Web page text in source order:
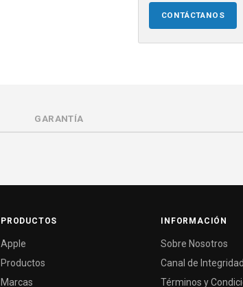
CONTÁCTANOS
GARANTÍA
PRODUCTOS
Apple
Productos
Marcas
INFORMACIÓN
Sobre Nosotros
Canal de Integridad
Términos y